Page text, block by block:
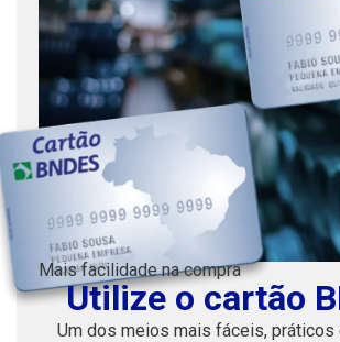
Mais facilidade na compra
Utilize o cartão
Um dos meios mais fáceis, práticos